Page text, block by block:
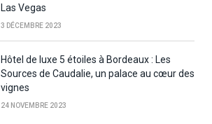
Las Vegas
3 DÉCEMBRE 2023
Hôtel de luxe 5 étoiles à Bordeaux : Les
Sources de Caudalie, un palace au cœur des
vignes
24 NOVEMBRE 2023